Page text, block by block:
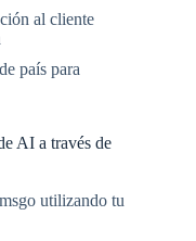
al cliente
país para
AI a través de
utilizando tu